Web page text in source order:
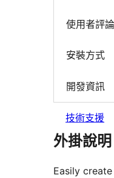
使用者評論
安裝方式
開發資訊
技術支援
外掛說明
Easily